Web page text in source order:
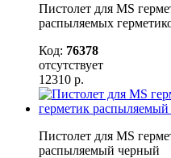
Пистолет для MS
распыляемых
Код: 76378
отсутствует
12310 р.
Пистолет для MS
распыляемый черный